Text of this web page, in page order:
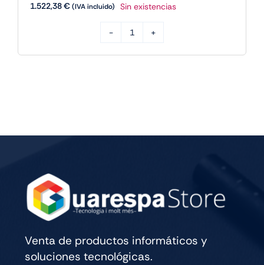
1.522,38€(IVA incluido) Sin existencias
IPAD
CELL
Venta de productos informáticos y
soluciones tecnológicas.